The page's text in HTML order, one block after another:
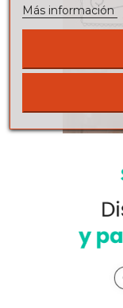
Más información